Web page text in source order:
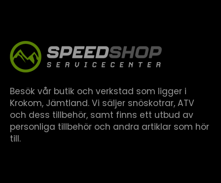
Besök vår butik och verkstad som ligger i
Krokom, Jämtland. Vi säljer snöskotrar, ATV
och dess tillbehör, samt finns ett utbud av
personliga tillbehör och andra artiklar som hör
till.